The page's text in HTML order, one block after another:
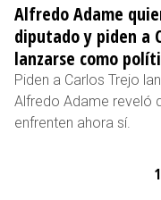
Alfredo Adame
diputado y piden a
lanzarse como
Piden a Carlos Trejo
Alfredo Adame reveló
enfrenten ahora sí.
1